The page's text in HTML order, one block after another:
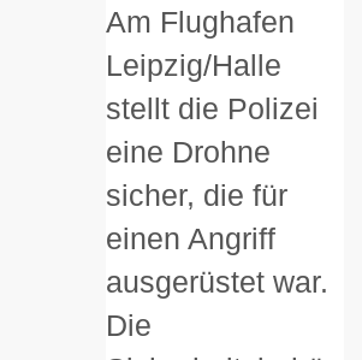
Am Flughafen
Leipzig/Halle
stellt die Polizei
eine Drohne
sicher, die für
einen Angriff
ausgerüstet war.
Die